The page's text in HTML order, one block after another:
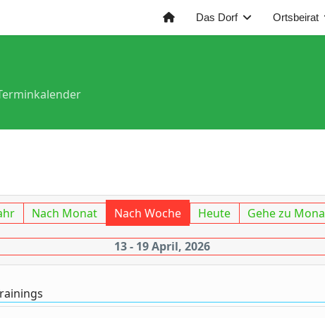
Das Dorf Ortsbeirat
Nach Monat Nach Woche Heute Gehe zu
13 - 19 April, 2026